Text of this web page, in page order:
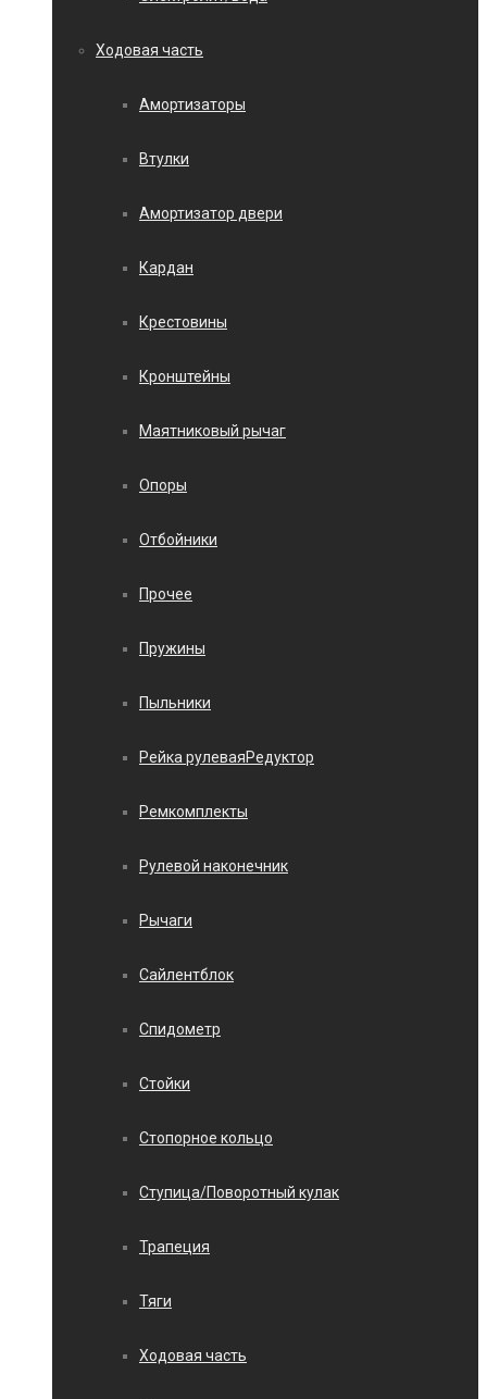
Ходовая часть
Амортизаторы
Втулки
Амортизатор двери
Кардан
Крестовины
Кронштейны
Маятниковый рычаг
Опоры
Отбойники
Прочее
Пружины
Пыльники
Рейка рулеваяРедуктор
Ремкомплекты
Рулевой наконечник
Рычаги
Сайлентблок
Спидометр
Стойки
Стопорное кольцо
Ступица/Поворотный кулак
Трапеция
Тяги
Ходовая часть